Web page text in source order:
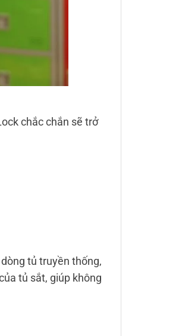
chắc chắn sẽ trở
tủ truyền thống,
tủ sắt, giúp không